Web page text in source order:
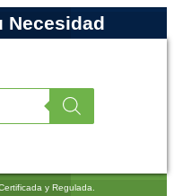
Necesidad
y Regulada.